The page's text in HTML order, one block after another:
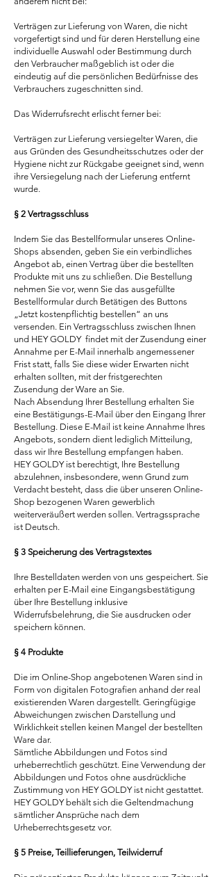
Verträgen zur Lieferung von Waren, die nicht
vorgefertigt sind und für deren Herstellung eine
individuelle Auswahl oder Bestimmung durch
den Verbraucher maßgeblich ist oder die
eindeutig auf die persönlichen Bedürfnisse des
Verbrauchers zugeschnitten sind.
Das Widerrufsrecht erlischt ferner bei:
Verträgen zur Lieferung versiegelter Waren, die
aus Gründen des Gesundheitsschutzes oder der
Hygiene nicht zur Rückgabe geeignet sind, wenn
ihre Versiegelung nach der Lieferung entfernt
wurde.
§ 2 Vertragsschluss
Indem Sie das Bestellformular unseres Online-
Shops absenden, geben Sie ein verbindliches
Angebot ab, einen Vertrag über die bestellten
Produkte mit uns zu schließen. Die Bestellung
nehmen Sie vor, wenn Sie das ausgefüllte
Bestellformular durch Betätigen des Buttons
„Jetzt kostenpflichtig bestellen“ an uns
versenden. Ein Vertragsschluss zwischen Ihnen
und HEY GOLDY findet mit der Zusendung einer
Annahme per E-Mail innerhalb angemessener
Frist statt, falls Sie diese wider Erwarten nicht
erhalten sollten, mit der fristgerechten
Zusendung der Ware an Sie.
Nach Absendung Ihrer Bestellung erhalten Sie
eine Bestätigungs-E-Mail über den Eingang Ihrer
Bestellung. Diese E-Mail ist keine Annahme Ihres
Angebots, sondern dient lediglich Mitteilung,
dass wir Ihre Bestellung empfangen haben.
HEY GOLDY ist berechtigt, Ihre Bestellung
abzulehnen, insbesondere, wenn Grund zum
Verdacht besteht, dass die über unseren Online-
Shop bezogenen Waren gewerblich
weiterveräußert werden sollen. Vertragssprache
ist Deutsch.
§ 3 Speicherung des Vertragstextes
Ihre Bestelldaten werden von uns gespeichert. Sie
erhalten per E-Mail eine Eingangsbestätigung
über Ihre Bestellung inklusive
Widerrufsbelehrung, die Sie ausdrucken oder
speichern können.
§ 4 Produkte
Die im Online-Shop angebotenen Waren sind in
Form von digitalen Fotografien anhand der real
existierenden Waren dargestellt. Geringfügige
Abweichungen zwischen Darstellung und
Wirklichkeit stellen keinen Mangel der bestellten
Ware dar.
Sämtliche Abbildungen und Fotos sind
urheberrechtlich geschützt. Eine Verwendung der
Abbildungen und Fotos ohne ausdrückliche
Zustimmung von HEY GOLDY ist nicht gestattet.
HEY GOLDY behält sich die Geltendmachung
sämtlicher Ansprüche nach dem
Urheberrechtsgesetz vor.
§ 5 Preise, Teillieferungen, Teilwiderruf